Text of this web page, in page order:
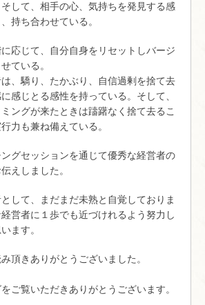
して、相手の心、気持ちを発見する感
持ち合わせている。
応じて、自分自身をリセットしバージ
ている。
、驕り、たかぶり、自信過剰を捨て去
感じとる感性を持っている。そして、
ングが来たときは躊躇なく捨て去るこ
力も兼ね備えている。
グセッションを通じて優秀な経営者の
えしました。
して、まだまだ未熟と自覚しておりま
営者に１歩でも近づけれるよう努力し
ます。
頂きありがとうございました。
ご覧いただきありがとうございます。